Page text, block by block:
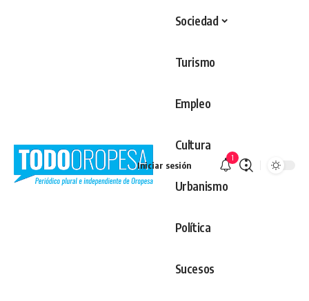
Sociedad
Turismo
Empleo
Cultura
Urbanismo
Política
Sucesos
Iniciar sesión
1